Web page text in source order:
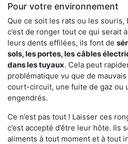
Pour votre environnement
Que ce soit les rats ou les
c’est de ronger tout ce qui serait
leurs dents effilées, ils font de
sols, les portes, les câbles
dans les tuyaux. Cela peut
problématique vu que de
court-circuit, une fuite de gaz ou
engendrés.
Ce n’est pas tout ! Laisser ces
c’est accepté d’être leur hôte. Ils
aliments à tout moment et à tout